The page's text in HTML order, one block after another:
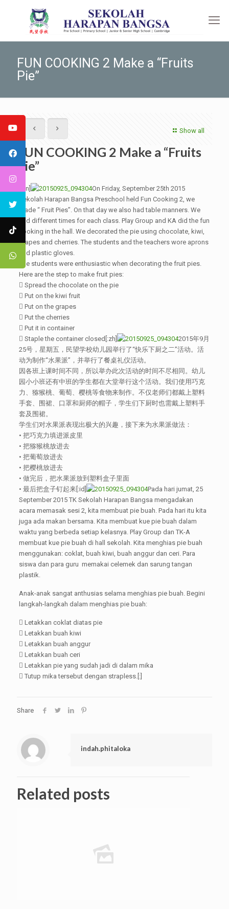
FUN COOKING 2 Make a “Fruits
Pie”
Show all
FUN COOKING 2 Make a “Fruits
Pie”
[:en]
On Friday, September 25th 2015
Sekolah Harapan Bangsa Preschool held Fun Cooking 2, we
made “ Fruit Pies”. On that day we also had table manners. We
had different times for each class. Play Group and KA did the fun
cooking in the hall. We decorated the pie using chocolate, kiwi,
grapes and cherries. The students and the teachers wore aprons
and plastic gloves.
The students were enthusiastic when decorating the fruit pies.
Here are the step to make fruit pies:
 Spread the chocolate on the pie
 Put on the kiwi fruit
 Put on the grapes
 Put the cherries
 Put it in container
 Staple the container closed[:zh]
2015年9月
25号，星期五，民望学校幼儿园举行了“快乐下厨之二”活动。活
动为制作“水果派”，并举行了餐桌礼仪活动。
因各班上课时间不同，所以举办此次活动的时间不尽相同。幼儿
园小小班还有中班的学生都在大堂举行这个活动。我们使用巧克
力、猕猴桃、葡萄、樱桃等食物来制作。不仅老师们都戴上塑料
手套、围裙、口罩和厨师的帽子，学生们下厨时也需戴上塑料手
套及围裙。
学生们对水果派表现出极大的兴趣，接下来为水果派做法：
• 把巧克力填进派皮里
• 把猕猴桃放进去
• 把葡萄放进去
• 把樱桃放进去
• 做完后，把水果派放到塑料盒子里面
• 最后把盒子钉起来[:id]
Pada hari jumat, 25
September 2015 TK Sekolah Harapan Bangsa mengadakan
acara memasak sesi 2, kita membuat pie buah. Pada hari itu kita
juga ada makan bersama. Kita membuat kue pie buah dalam
waktu yang berbeda setiap kelasnya. Play Group dan TK-A
membuat kue pie buah di hall sekolah. Kita menghias pie buah
menggunakan: coklat, buah kiwi, buah anggur dan ceri. Para
siswa dan para guru memakai celemek dan sarung tangan
plastik.
Anak-anak sangat anthusias selama menghias pie buah. Begini
langkah-langkah dalam menghias pie buah:
 Letakkan coklat diatas pie
 Letakkan buah kiwi
 Letakkan buah anggur
 Letakkan buah ceri
 Letakkan pie yang sudah jadi di dalam mika
 Tutup mika tersebut dengan strapless.[:]
Share
indah.phitaloka
Related posts